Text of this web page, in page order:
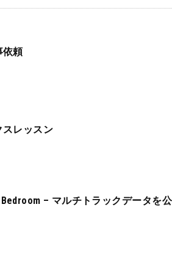
依頼
スレッスン
– マルチトラックデータを公